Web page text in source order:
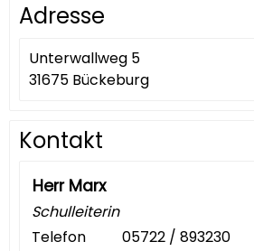
Adresse
Unterwallweg 5
31675 Bückeburg
Kontakt
Herr Marx
Schulleiterin
Telefon
05722 / 893230